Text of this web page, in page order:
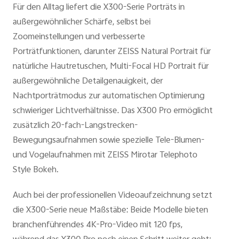
Für den Alltag liefert die X300-Serie Porträts in
außergewöhnlicher Schärfe, selbst bei
Zoomeinstellungen und verbesserte
Porträtfunktionen, darunter ZEISS Natural Portrait für
natürliche Hautretuschen, Multi-Focal HD Portrait für
außergewöhnliche Detailgenauigkeit, der
Nachtporträtmodus zur automatischen Optimierung
schwieriger Lichtverhältnisse. Das X300 Pro ermöglicht
zusätzlich 20-fach-Langstrecken-
Bewegungsaufnahmen sowie spezielle Tele-Blumen-
und Vogelaufnahmen mit ZEISS Mirotar Telephoto
Style Bokeh.
Auch bei der professionellen Videoaufzeichnung setzt
die X300-Serie neue Maßstäbe: Beide Modelle bieten
branchenführendes 4K-Pro-Video mit 120 fps,